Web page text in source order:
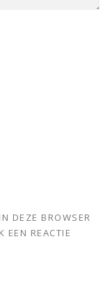
DEZE BROWSER
EEN REACTIE